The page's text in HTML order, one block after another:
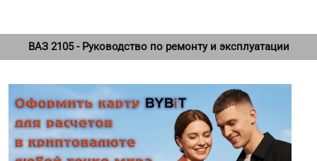
ВАЗ 2105 - Руководство по ремонту и эксплуатации